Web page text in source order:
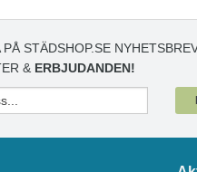
STÄDSHOP.SE
& ERBJUDANDEN!